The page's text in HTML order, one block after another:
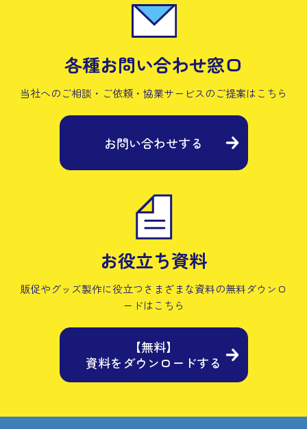
各種お問い合わせ窓口
当社へのご相談・ご依頼・協業サービスのご提案はこちら
お問い合わせする
お役立ち資料
販促やグッズ製作に役立つさまざまな資料の無料ダウンロ
ードはこちら
【無料】
資料をダウンロードする